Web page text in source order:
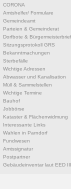
CORONA
Amtshelfer/ Formulare
Gemeindeamt
Parteien & Gemeinderat
Dorfbote & Bürgermeisterbrief
Sitzungsprotokoll GRS
Bekanntmachungen
Sterbefälle
Wichtige Adressen
Abwasser und Kanalisation
Müll & Sammelstellen
Wichtige Termine
Bauhof
Jobbörse
Kataster & Flächenwidmung
Interessante Links
Wahlen in Parndorf
Fundwesen
Amtssignatur
Postpartner
Gebäudeinventar laut EED III